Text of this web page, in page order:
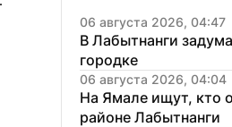
06 августа 2026, 04:47
В Лабытнанги
городке
06 августа 2026, 04:04
На Ямале ищут, кто
районе Лабытнанги